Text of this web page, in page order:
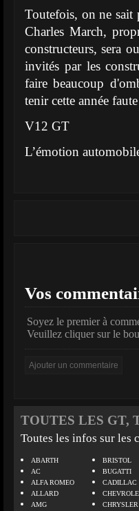
Toutefois, on ne sait
Charles March,
constructeurs, sera
invités par les
faire beaucoup
tenir cette année
V12 GT
L’émotion
Vos
Soyez le premier à
Veuillez cliquer sur le
TOUTES LES GT,
Toutes les infos sur les
ABARTH
AC
ALFA ROMEO
ALLARD
AMG
BRISTOL
BUGATTI
CADILLAC
CHRYSLER